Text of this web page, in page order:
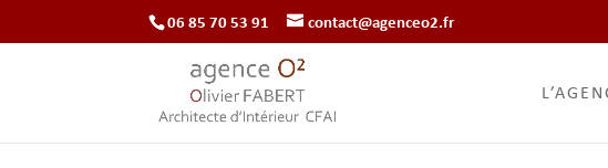
‭06 85 70 53 91‬ contact@agenceo2.fr